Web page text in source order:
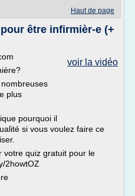
Haut de page
être infirmièr-e (+
voir la vidéo
plus
pourquoi il
si vous voulez faire ce
quiz gratuit pour le
2howtOZ